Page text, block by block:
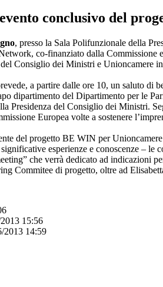
conclusivo del
, presso la Sala Polifunzionale della
co-finanziato dalla
Consiglio dei Ministri e Unioncamere
a partire dalle ore 10, un saluto di
dipartimento del Dipartimento per le
Presidenza del Consiglio dei Ministri.
Europea volte a sostenere
del progetto BE WIN per
esperienze e conoscenze –
che verrà dedicato ad
Commitee di progetto, oltre ad
15:56
2013 14:59